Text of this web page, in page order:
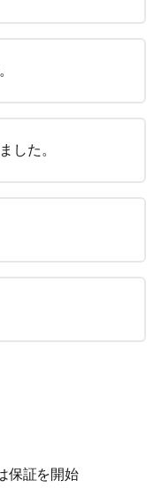
した。
保証を開始